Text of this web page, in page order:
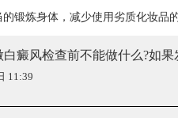
锻炼身体，减少使用劣质化妆品
白癜风检查前不能做什么?如
11:39